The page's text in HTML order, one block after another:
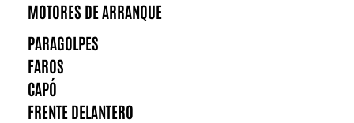
MOTORES DE ARRANQUE
PARAGOLPES
FAROS
CAPÓ
FRENTE DELANTERO